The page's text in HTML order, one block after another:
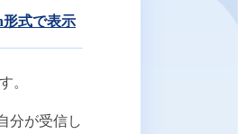
式で表示
。
分が受信し